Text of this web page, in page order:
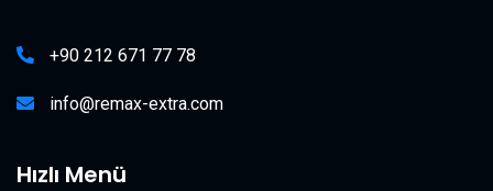
+90 212 671 77 78
info@remax-extra.com
Hızlı Menü